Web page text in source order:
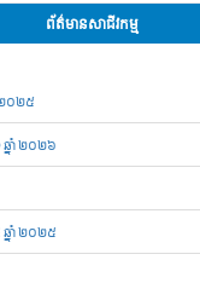
ព័ត៌មានសាជីវកម្ម
២០២៥
នាំ ២០២៦
នាំ ២០២៥